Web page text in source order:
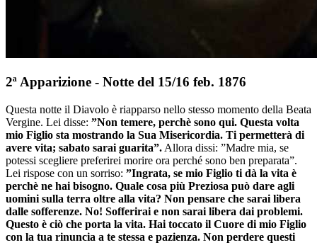
2ª Apparizione - Notte del 15/16 feb. 1876
Questa notte il Diavolo è riapparso nello stesso momento della Beata
Vergine. Lei disse: ”Non temere, perchè sono qui. Questa volta
mio Figlio sta mostrando la Sua Misericordia. Ti permetterà di
avere vita; sabato sarai guarita”. Allora dissi: ”Madre mia, se
potessi scegliere preferirei morire ora perché sono ben preparata”.
Lei rispose con un sorriso: ”Ingrata, se mio Figlio ti dà la vita è
perchè ne hai bisogno. Quale cosa più Preziosa può dare agli
uomini sulla terra oltre alla vita? Non pensare che sarai libera
dalle sofferenze. No! Sofferirai e non sarai libera dai problemi.
Questo è ciò che porta la vita. Hai toccato il Cuore di mio Figlio
con la tua rinuncia a te stessa e pazienza. Non perdere questi